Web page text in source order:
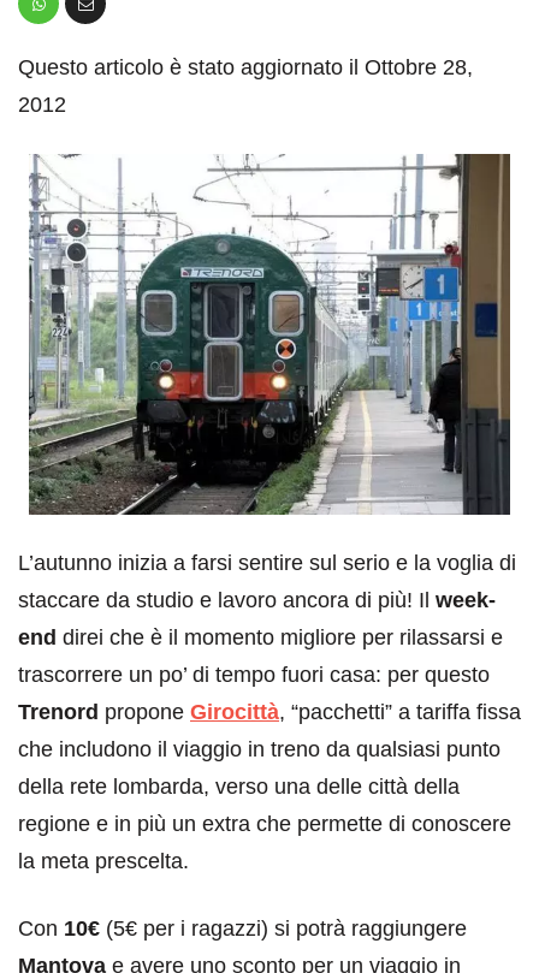
Questo articolo è stato aggiornato il Ottobre 28,
2012
L’autunno inizia a farsi sentire sul serio e la voglia di
staccare da studio e lavoro ancora di più! Il week-
end direi che è il momento migliore per rilassarsi e
trascorrere un po’ di tempo fuori casa: per questo
Trenord propone Girocittà, “pacchetti” a tariffa fissa
che includono il viaggio in treno da qualsiasi punto
della rete lombarda, verso una delle città della
regione e in più un extra che permette di conoscere
la meta prescelta.
Con 10€ (5€ per i ragazzi) si potrà raggiungere
Mantova e avere uno sconto per un viaggio in